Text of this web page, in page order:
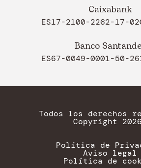
Caixabank
ES17-2100-2262-17-
Banco
ES67-0049-0001-50-
Todos los derechos
Copyright
Política de
Aviso legal
Política de